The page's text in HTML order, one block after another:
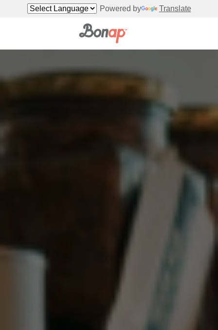
Powered by Translate